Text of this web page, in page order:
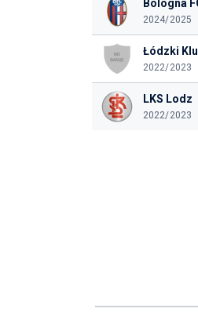
Bologna
2024/2025
2022/2023
LKS Lodz
2022/2023